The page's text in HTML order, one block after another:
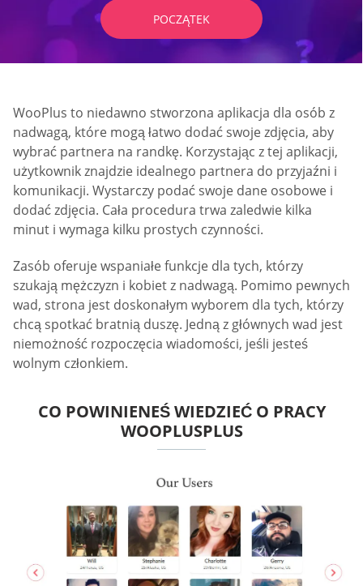
POCZĄTEK
WooPlus to niedawno stworzona aplikacja dla osób z
nadwagą, które mogą łatwo dodać swoje zdjęcia, aby
wybrać partnera na randkę. Korzystając z tej aplikacji,
użytkownik znajdzie idealnego partnera do przyjaźni i
komunikacji. Wystarczy podać swoje dane osobowe i
dodać zdjęcia. Cała procedura trwa zaledwie kilka
minut i wymaga kilku prostych czynności.
Zasób oferuje wspaniałe funkcje dla tych, którzy
szukają mężczyzn i kobiet z nadwagą. Pomimo pewnych
wad, strona jest doskonałym wyborem dla tych, którzy
chcą spotkać bratnią duszę. Jedną z głównych wad jest
niemożność rozpoczęcia wiadomości, jeśli jesteś
wolnym członkiem.
CO POWINIENEŚ WIEDZIEĆ O PRACY
WOOPLUSPLUS